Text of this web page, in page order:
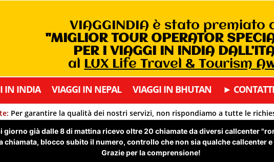
VIAGGINDIA è stato premiato
"MIGLIOR TOUR OPERATOR
PER I VIAGGI IN INDIA
al LUX Life Travel & Tourism
IN INDIA VIAGGI IN NEPAL VIAGGI IN BHUTAN ► CONTATTI
Per garantire la qualità dei nostri servizi, non rispondiamo a tutte le
giorno già dalle 8 di mattina ricevo oltre 20 chiamate da diversi callcenter
chiamata, blocco subito il numero, controllo che non sia qualche callcenter
Grazie per la comprensione!